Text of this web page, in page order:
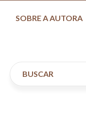
SOBRE A AUTORA